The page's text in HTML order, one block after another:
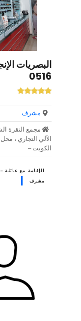
0516
مشرف
مجمع النقرة
الكويت –
الإقامة مع
مشرف